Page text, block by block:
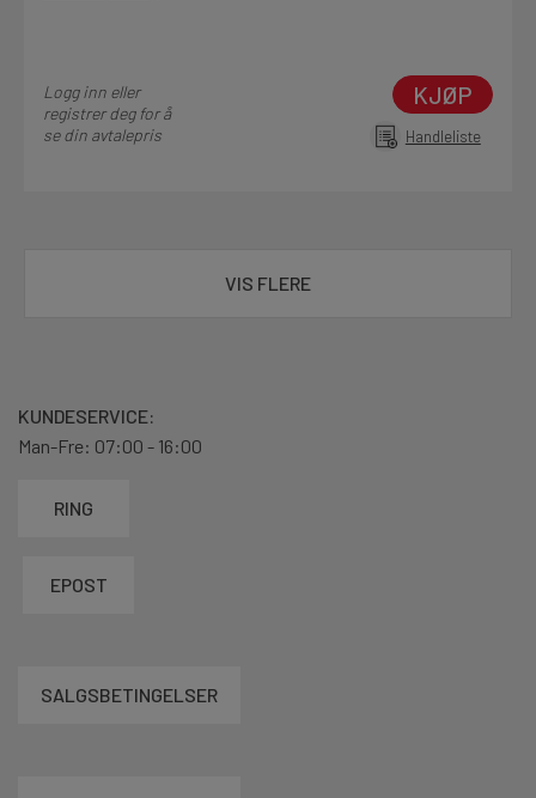
Logg inn eller
registrer deg for å
se din avtalepris
KJØP
Handleliste
VIS FLERE
KUNDESERVICE:
Man-Fre: 07:00 - 16:00
RING
EPOST
SALGSBETINGELSER